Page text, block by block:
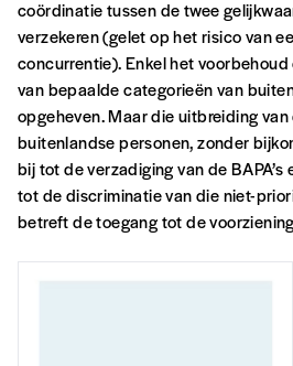
coördinatie tussen de twee
verzekeren (gelet op het risico van
concurrentie). Enkel het
van bepaalde categorieën van
opgeheven. Maar die uitbreiding
buitenlandse personen, zonder
bij tot de verzadiging van de BAPA’s
tot de discriminatie van die niet-
betreft de toegang tot de